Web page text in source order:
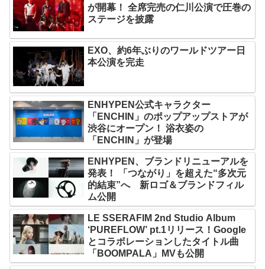
が開幕！ 全席完売の仁川公演で圧巻の
ステージを披露
EXO、約6年ぶりのワールドツアー日
本公演を完走
ENHYPEN公式キャラクター
「ENCHIN」のポップアップストアが
渋谷にオープン！ 浴衣姿の
「ENCHIN」が登場
ENHYPEN、ブランドリニューアルを
発表！ 「つながり」を超えた“多次元
的結束”へ 新ロゴ＆ブランドフィル
ム公開
LE SSERAFIM 2nd Studio Album
‘PUREFLOW’ pt.1リリース！Google
とコラボレーションしたタイトル曲
「BOOMPALA」MVも公開